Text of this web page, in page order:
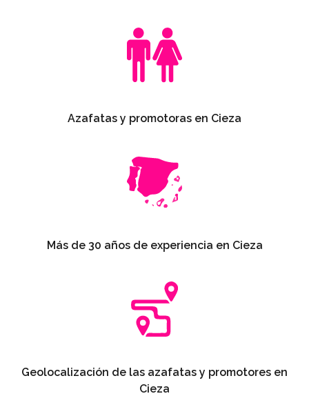
Azafatas y promotoras en Cieza
Más de 30 años de experiencia en Cieza
Geolocalización de las azafatas y promotores en
Cieza